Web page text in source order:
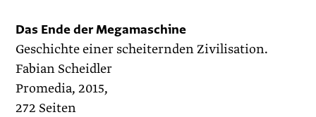
Das Ende der Megamaschine
Geschichte einer scheiternden Zivilisation.
Fabian Scheidler
Promedia, 2015,
272 Seiten